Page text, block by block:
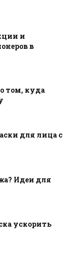
и
в
том, куда
для лица с
Идеи для
ускорить